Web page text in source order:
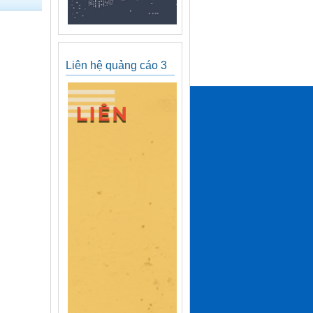
Liên hệ quảng cáo 3